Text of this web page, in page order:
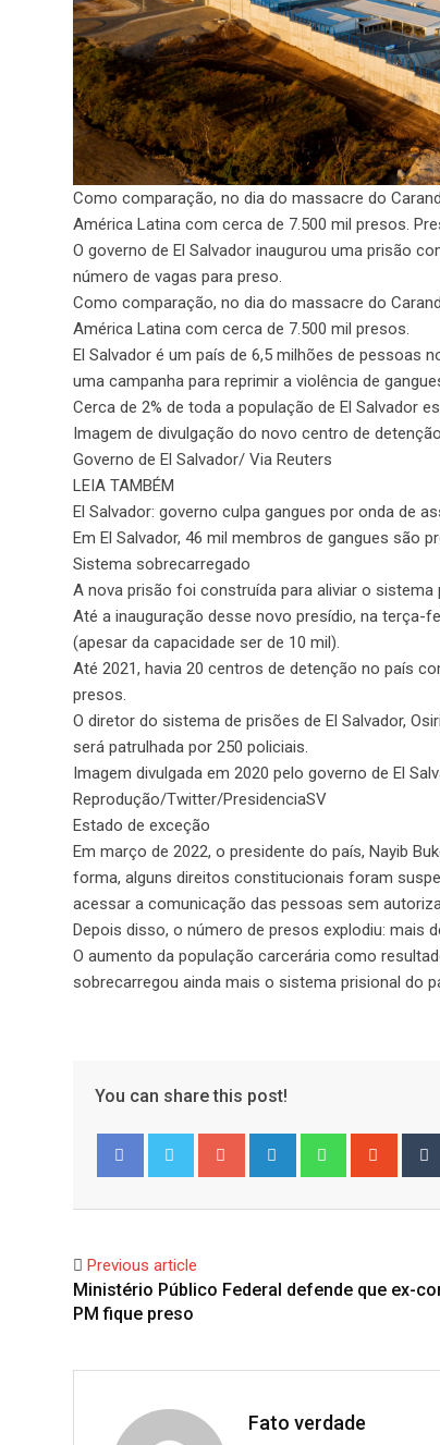
Como comparação, no dia do massacre do
América Latina com cerca de 7.500 mil presos.
O governo de El Salvador inaugurou uma prisão
número de vagas para preso.
Como comparação, no dia do massacre do
América Latina com cerca de 7.500 mil presos.
El Salvador é um país de 6,5 milhões de pessoas
uma campanha para reprimir a violência de
Cerca de 2% de toda a população de El Salvador
Imagem de divulgação do novo centro de
Governo de El Salvador/ Via Reuters
LEIA TAMBÉM
El Salvador: governo culpa gangues por onda de
Em El Salvador, 46 mil membros de gangues são
Sistema sobrecarregado
A nova prisão foi construída para aliviar o
Até a inauguração desse novo presídio, na terça-
(apesar da capacidade ser de 10 mil).
Até 2021, havia 20 centros de detenção no país
presos.
O diretor do sistema de prisões de El Salvador,
será patrulhada por 250 policiais.
Imagem divulgada em 2020 pelo governo de El
Reprodução/Twitter/PresidenciaSV
Estado de exceção
Em março de 2022, o presidente do país, Nayib
forma, alguns direitos constitucionais foram
acessar a comunicação das pessoas sem
Depois disso, o número de presos explodiu: mais
O aumento da população carcerária como
sobrecarregou ainda mais o sistema prisional do
You can share this post!
Google+ LinkedIn Whatsapp
Previous article
Ministério Público Federal defende que ex-
PM fique preso
Fato verdade